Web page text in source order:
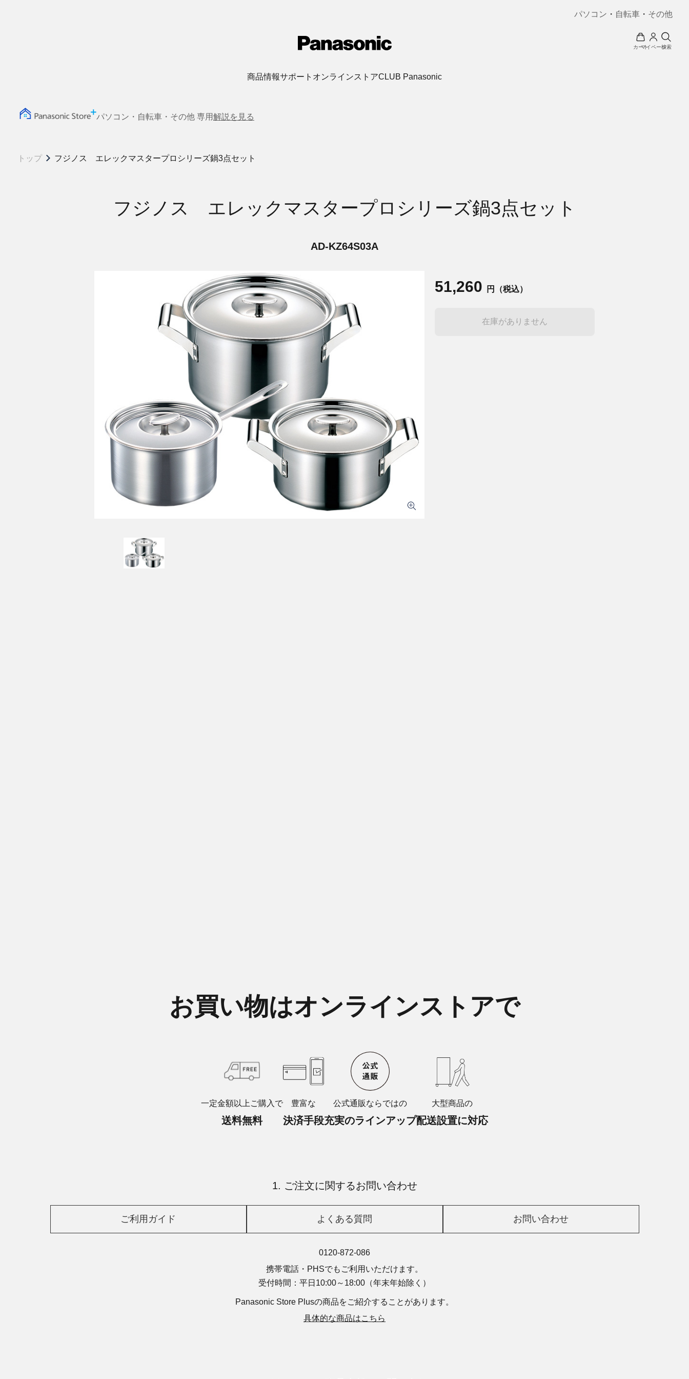
パソコン ・ 自転車 ・ その他
カートマイページ検索
商品情報サポート オンラインストアCLUB Panasonic
パソコン・自転車・その他 専用解説を見る
トップ フジノス エレックマスタープロシリーズ鍋3点セット
フジノス エレックマスタープロシリーズ鍋3点セット
AD-KZ64S03A
51,260 円（税込）
在庫がありません
お買い物はオンラインストアで
一定金額以上ご購入で
送料無料
豊富な
決済手段
公式通販ならではの
充実のラインアップ
大型商品の
配送設置に対応
1. ご注文に関するお問い合わせ
ご利用ガイド よくある質問 お問い合わせ
0120-872-086
携帯電話・PHSでもご利用いただけます。
受付時間：平日10:00～18:00 （年末年始除く）
Panasonic Store Plusの商品をご紹介することがあります。
具体的な商品はこちら